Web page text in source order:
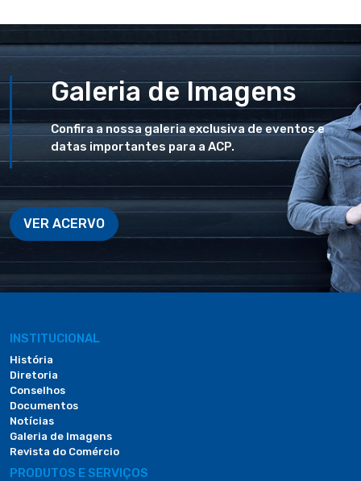
Galeria de Imagens
Confira a nossa galeria exclusiva de eventos e
datas importantes para a ACP.
VER ACERVO
INSTITUCIONAL
História
Diretoria
Conselhos
Documentos
Notícias
Galeria de Imagens
Revista do Comércio
PRODUTOS E SERVIÇOS